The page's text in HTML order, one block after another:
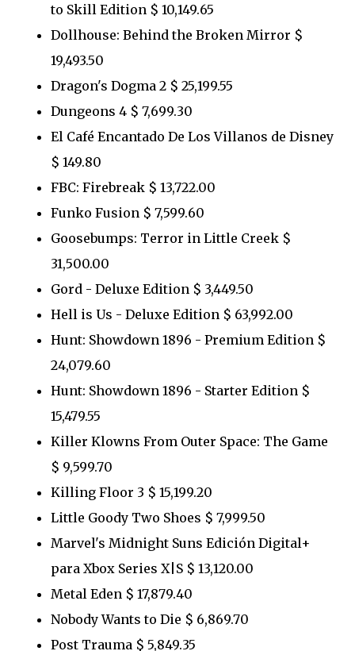
to Skill Edition $ 10,149.65
Dollhouse: Behind the Broken Mirror $
19,493.50
Dragon's Dogma 2 $ 25,199.55
Dungeons 4 $ 7,699.30
El Café Encantado De Los Villanos de Disney
$ 149.80
FBC: Firebreak $ 13,722.00
Funko Fusion $ 7,599.60
Goosebumps: Terror in Little Creek $
31,500.00
Gord - Deluxe Edition $ 3,449.50
Hell is Us - Deluxe Edition $ 63,992.00
Hunt: Showdown 1896 - Premium Edition $
24,079.60
Hunt: Showdown 1896 - Starter Edition $
15,479.55
Killer Klowns From Outer Space: The Game
$ 9,599.70
Killing Floor 3 $ 15,199.20
Little Goody Two Shoes $ 7,999.50
Marvel's Midnight Suns Edición Digital+
para Xbox Series X|S $ 13,120.00
Metal Eden $ 17,879.40
Nobody Wants to Die $ 6,869.70
Post Trauma $ 5,849.35